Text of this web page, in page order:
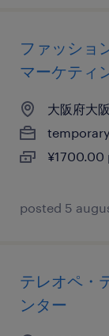
ファッショ
マーケティ
大阪府大
temporary
¥1700.00
posted 5
テレオペ・
ンター